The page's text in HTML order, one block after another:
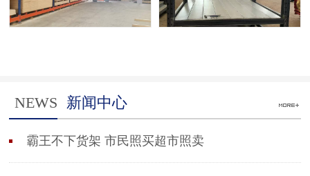
NEWS 新闻中心
霸王不下货架 市民照买超市照卖